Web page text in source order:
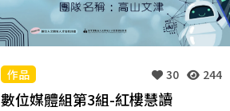
30 244
數位媒體組第3組-紅樓慧讀